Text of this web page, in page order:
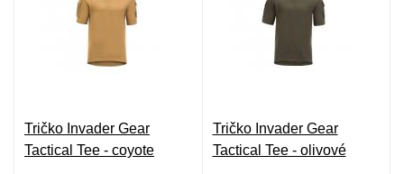
Tričko Invader Gear
Tactical Tee - coyote
Tričko Invader Gear
Tactical Tee - olivové